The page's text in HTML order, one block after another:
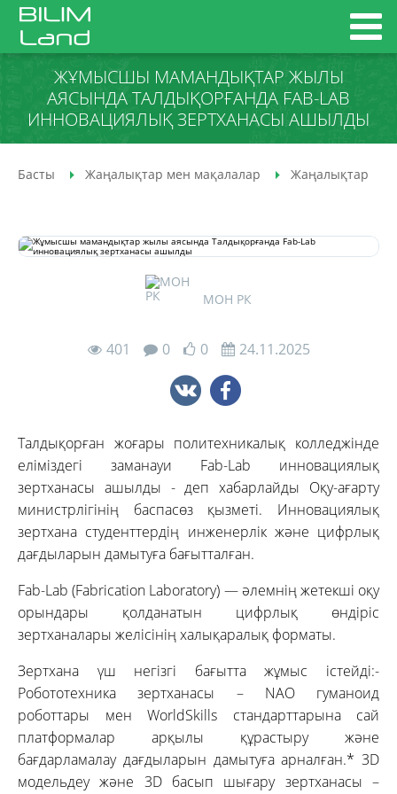
ЖҰМЫСШЫ МАМАНДЫҚТАР ЖЫЛЫ
АЯСЫНДА ТАЛДЫҚОРҒАНДА FAB-LAB
ИННОВАЦИЯЛЫҚ ЗЕРТХАНАСЫ АШЫЛДЫ
Басты Жаңалықтар мен мақалалар Жаңалықтар
МОН РК
401 0 0 24.11.2025
Талдықорған жоғары политехникалық колледжінде
еліміздегі заманауи Fab-Lab инновациялық
зертханасы ашылды - деп хабарлайды Оқу-ағарту
министрлігінің баспасөз қызметі. Инновациялық
зертхана студенттердің инженерлік және цифрлық
дағдыларын дамытуға бағытталған.
Fab-Lab (Fabrication Laboratory) — әлемнің жетекші оқу
орындары қолданатын цифрлық өндіріс
зертханалары желісінің халықаралық форматы.
Зертхана үш негізгі бағытта жұмыс істейді:-
Робототехника зертханасы – NAO гуманоид
роботтары мен WorldSkills стандарттарына сай
платформалар арқылы құрастыру және
бағдарламалау дағдыларын дамытуға арналған.* 3D
модельдеу және 3D басып шығару зертханасы –